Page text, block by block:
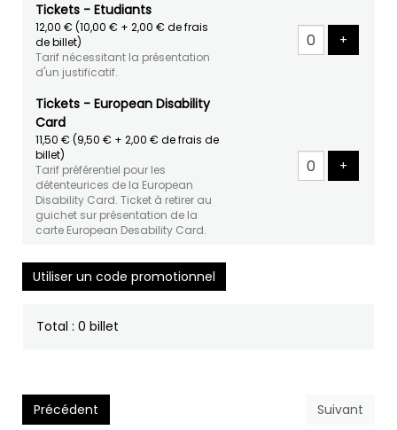
Tickets - Etudiants
12,00 € (10,00 € + 2,00 € de frais
de billet)
Tarif nécessitant la présentation
d'un justificatif.
+
Tickets - European Disability
Card
11,50 € (9,50 € + 2,00 € de frais de
billet)
Tarif préférentiel pour les
détenteurices de la European
Disability Card. Ticket à retirer au
guichet sur présentation de la
carte European Desability Card.
+
Utiliser un code promotionnel
Total : 0 billet
Précédent Suivant